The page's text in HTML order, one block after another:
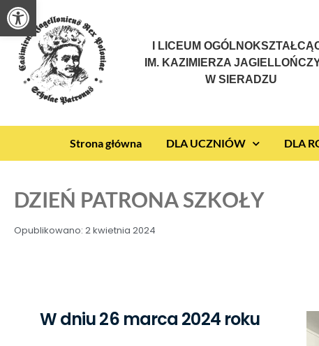
Otwórz pasek narzędzi
I LICEUM
IM. KAZIMIERZA
W SIERADZU
Strona główna DLA UCZNIÓW DLA
DZIEŃ PATRONA SZKOŁY
Opublikowano: 2 kwietnia 2024
W dniu 26 marca 2024 roku